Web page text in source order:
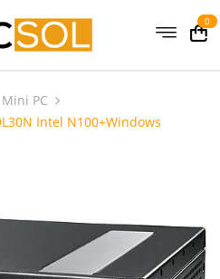
0
Mini PC
Intel N100+Windows